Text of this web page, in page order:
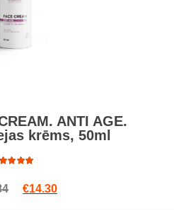
ANTI AGE.
krēms, 50ml
out
Original price was: €23.84.
€14.30Current price is: